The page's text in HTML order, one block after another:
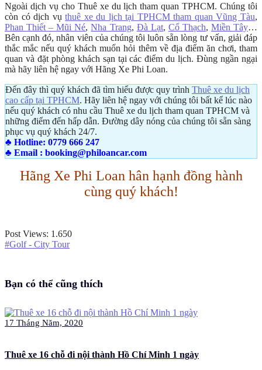
Ngoài dịch vụ cho Thuê xe du lịch tham quan TPHCM. Chúng tôi
còn có dịch vụthuê xe du lịch tại TPHCM tham quan Vũng Tàu,
Phan Thiết – Mũi Né,Nha Trang, Đà Lạt, Cổ Thạch, Miền Tây…
Bên cạnh đó, nhân viên của chúng tôi luôn sẵn lòng tư vấn, giải đáp
thắc mắc nếu quý khách muốn hỏi thêm về địa điểm ăn chơi, tham
quan và đặt phòng khách sạn tại các điểm du lịch. Đùng ngần ngại
mà hãy liên hệ ngay với Hãng Xe Phi Loan.
Đến đây thì quý khách đã tìm hiểu được quy trình Thuê xe du lịch
cao cấp tại TPHCM. Hãy liên hệ ngay với chúng tôi bất kể lúc nào
nếu quý khách có nhu cầu Thuê xe du lịch tham quan TPHCM và
những điểm đến hấp dẫn. Đường dây nóng của chúng tôi sẵn sàng
phục vụ quý khách 24/7.
♣ Hotline: 0779 666 247
♣ Email : booking@philoancar.com
Hãng Xe Phi Loan hân hạnh đồng hành
cùng quý khách!
Post Views: 1.650
#Golf - City Tour
Bạn có thể cũng thích
17 Tháng Năm, 2020
Thuê xe 16 chỗ đi nội thành Hồ Chí Minh 1 ngày